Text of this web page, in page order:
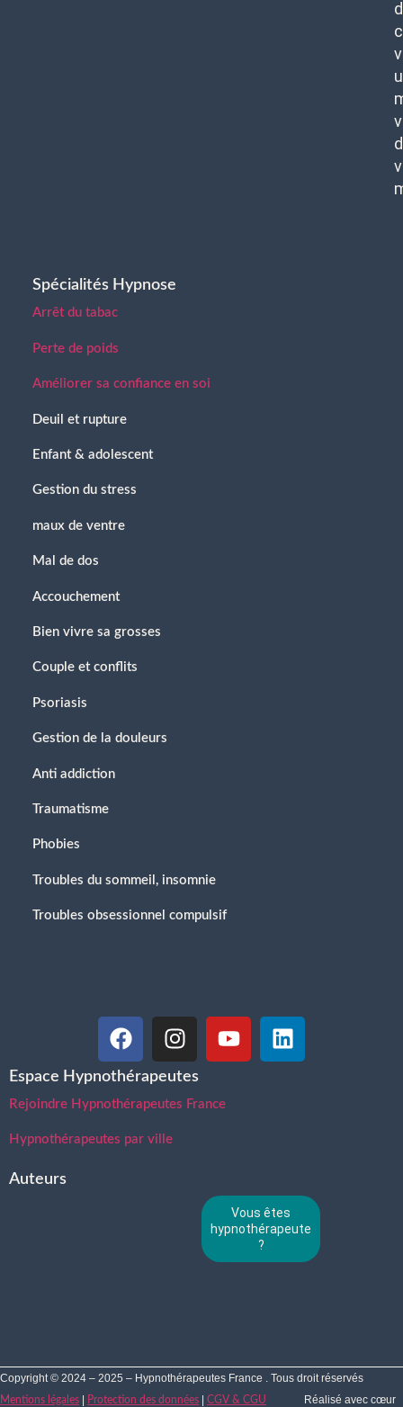
Spécialités Hypnose
Arrêt du tabac
Perte de poids
Améliorer sa confiance en soi
Deuil et rupture
Enfant & adolescent
Gestion du stress
maux de ventre
Mal de dos
Accouchement
Bien vivre sa grosses
Couple et conflits
Psoriasis
Gestion de la douleurs
Anti addiction
Traumatisme
Phobies
Troubles du sommeil, insomnie
Troubles obsessionnel compulsif
Espace Hypnothérapeutes
Rejoindre Hypnothérapeutes France
Hypnothérapeutes par ville
Auteurs
Vous êtes
hypnothérapeute
?
Copyright © 2024 – 2025 – Hypnothérapeutes France . Tous droit réservés
Mentions légales | Protection des données | CGV & CGU
Réalisé avec cœur